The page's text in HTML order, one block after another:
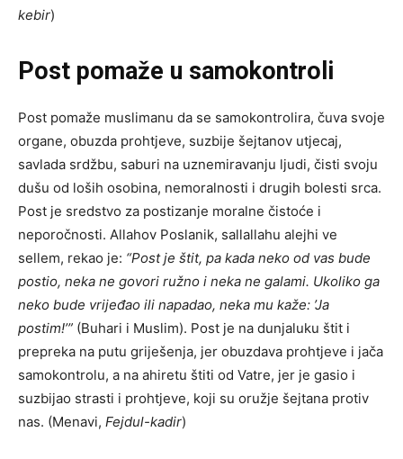
kebir)
Post pomaže u samokontroli
Post pomaže muslimanu da se samokontrolira, čuva svoje
organe, obuzda prohtjeve, suzbije šejtanov utjecaj,
savlada srdžbu, saburi na uznemiravanju ljudi, čisti svoju
dušu od loših osobina, nemoralnosti i drugih bolesti srca.
Post je sredstvo za postizanje moralne čistoće i
neporočnosti. Allahov Poslanik, sallallahu alejhi ve
sellem, rekao je: “Post je štit, pa kada neko od vas bude
postio, neka ne govori ružno i neka ne galami. Ukoliko ga
neko bude vrijeđao ili napadao, neka mu kaže: ’Ja
postim!’” (Buhari i Muslim). Post je na dunjaluku štit i
prepreka na putu griješenja, jer obuzdava prohtjeve i jača
samokontrolu, a na ahiretu štiti od Vatre, jer je gasio i
suzbijao strasti i prohtjeve, koji su oružje šejtana protiv
nas. (Menavi, Fejdul-kadir)